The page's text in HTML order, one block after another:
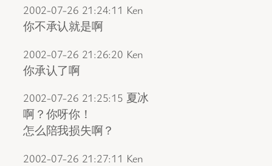
2002-07-26 21:24:11 Ken
你不承认就是啊
2002-07-26 21:26:20 Ken
你承认了啊
2002-07-26 21:25:15 夏冰
啊？你呀你！
怎么陪我损失啊？
2002-07-26 21:27:11 Ken